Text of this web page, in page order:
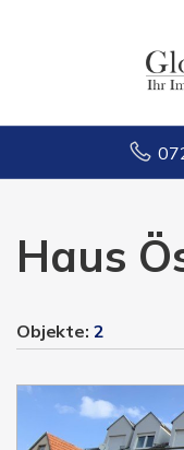
Haus
Objekte: 2